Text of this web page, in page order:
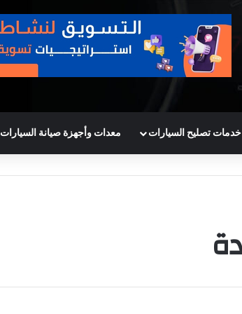
خدمات تصليح السيارات معدات وأجهزة صيانة السيارات